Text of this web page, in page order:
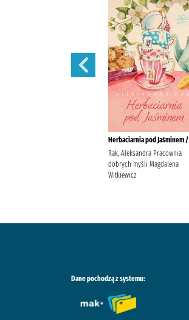
Herbaciarnia pod Jaśminem /
Rak, Aleksandra Pracownia
dobrych myśli Magdalena
Witkiewicz
Dane pochodzą z systemu: